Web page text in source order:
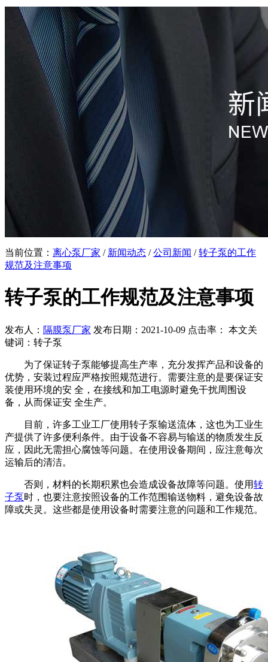
当前位置： 离心泵厂家 / 新闻动态 /公司新闻 /转子泵的工作
规范及注意事项
转子泵的工作规范及注意事项
发布人： 隔膜泵厂家 发布日期：2021-10-09 点击率：
本文关
键词：转子泵
为了保证转子泵能够提高生产率，充分发挥产品和设备的
优势，安装过程应严格按照规范进行。需要注意的是要保证安
装使用环境的安 全，在接线和加工电源时避免干扰周围设
备，从而保证安 全生产。
目前，许多工业工厂使用转子泵输送流体，这也为工业生
产提供了许多便利条件。由于设备不容易与输送的物质发生反
应，因此无需担心腐蚀等问题。在使用设备期间，应注意每次
运输后的清洁。
否则，材料的长期积累也会造成设备故障等问题。使用转
子泵时，也要注意按照设备的工作范围输送物料，避免设备故
障或失灵。这些都是使用设备时需要注意的问题和工作规范。